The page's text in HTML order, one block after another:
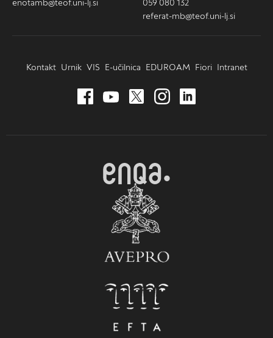
enotamb@teof.uni-lj.si
059 080 132
referat-mb@teof.uni-lj.si
Kontakt Urnik VIS E-učilnica EDUROAM Fiori Intranet